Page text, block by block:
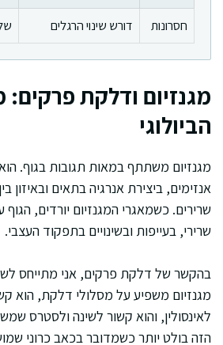
חסרונות
דורש שינוי הרגלים
מגנזיום ודלקת
הביולוגי
מגנזיום משתתף במאות תגובות בגוף.
אנזימים, ביצירת אנרגיה בתאים ובאיזון
שרירים. כשמאגרי המגנזיום יורדים,
שרירי, בעייפות ובשינויים בתפקוד העצבי.
בהקשר של דלקת פרקים, אני מתייחס
מגנזיום משפיע על מסלולי דלקת, הוא
לאינסולין, והוא קשור לשינה ולסטרס
הזה בולט יותר כשמדובר בכאב כרוני